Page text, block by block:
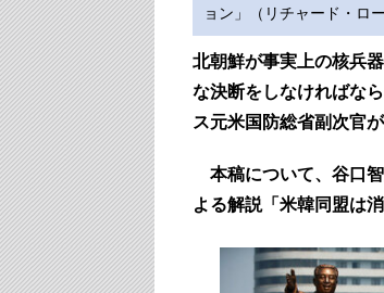
ョン」（リチャード・ロ
北朝鮮が事実上の核兵
な決断をしなければな
ス元米国防総省副次官
本稿について、谷口
よる解説「米韓同盟は